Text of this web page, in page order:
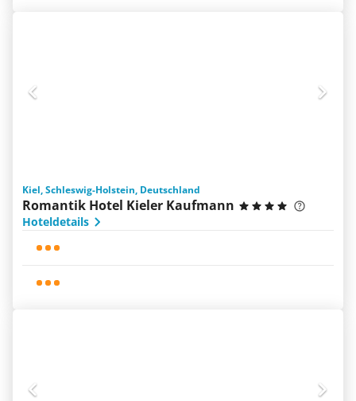
Kiel, Schleswig-Holstein, Deutschland
Romantik Hotel Kieler Kaufmann
Hoteldetails